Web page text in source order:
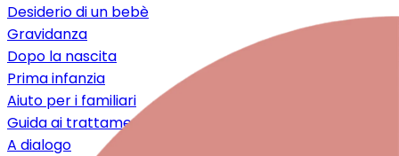
Desiderio di un bebè
Gravidanza
Dopo la nascita
Prima infanzia
Aiuto per i familiari
Guida ai trattamenti
A dialogo